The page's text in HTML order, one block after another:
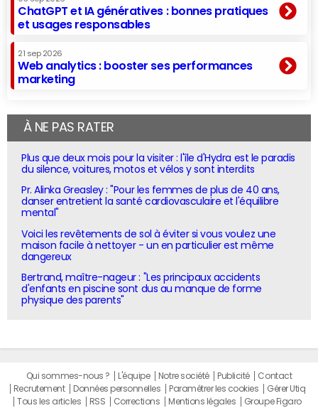
ChatGPT et IA génératives : bonnes pratiques
et usages responsables
21 sep 2026
Web analytics : booster ses performances
marketing
À NE PAS RATER
Plus que deux mois pour la visiter : l'île d'Hydra est le paradis
du silence, voitures, motos et vélos y sont interdits
Pr. Alinka Greasley : "Pour les femmes de plus de 40 ans,
danser entretient la santé cardiovasculaire et l'équilibre
mental"
Voici les revêtements de sol à éviter si vous voulez une
maison facile à nettoyer - un en particulier est même
dangereux
Bertrand, maître-nageur : "Les principaux accidents
d'enfants en piscine sont dus au manque de forme
physique des parents"
Qui sommes-nous ? L'équipe Notre société Publicité
Contact
Recrutement
Données personnelles Paramétrer les cookies
Gérer Utiq
Tous les articles
RSS Corrections Mentions légales Groupe Figaro